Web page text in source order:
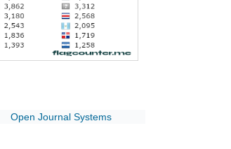
Open Journal Systems